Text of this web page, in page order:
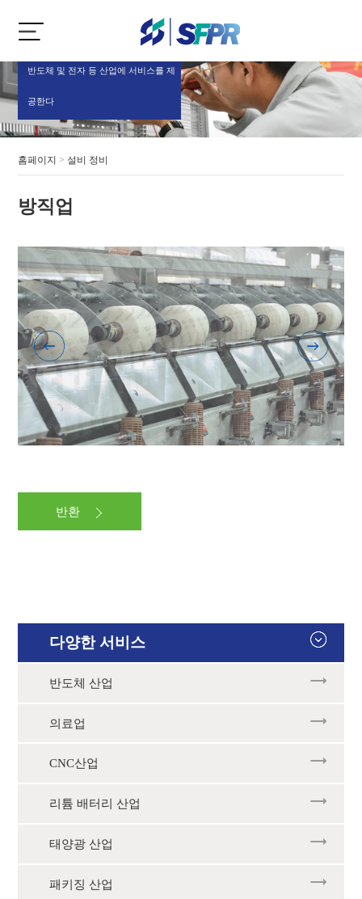
반도체 및 전자 등 산업에 서비스를 제
공한다
홈페이지 >설비 정비
방직업
반환
다양한 서비스
반도체 산업
의료업
CNC산업
리튬 배터리 산업
태양광 산업
패키징 산업